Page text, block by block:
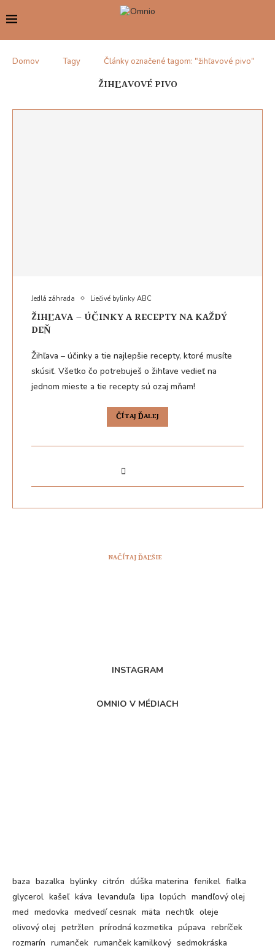
Domov Tagy Články označené tagom: "žihľavové pivo"
ŽIHĽAVOVÉ PIVO
Jedlá záhrada Liečivé bylinky ABC
ŽIHĽAVA – ÚČINKY A RECEPTY NA KAŽDÝ
DEŇ
Žihľava – účinky a tie najlepšie recepty, ktoré musíte
skúsiť. Všetko čo potrebuješ o žihľave vedieť na
jednom mieste a tie recepty sú ozaj mňam!
ČÍTAJ ĎALEJ
NAČÍTAJ ĎAĽŠIE
INSTAGRAM
OMNIO V MÉDIACH
baza bazalka bylinky citrón dúška materina fenikel fialka
glycerol kašeľ káva levanduľa lipa lopúch mandľový olej
med medovka medvedí cesnak mäta nechtík oleje
olivový olej petržlen prírodná kozmetika púpava rebríček
rozmarín rumanček rumanček kamilkový sedmokráska